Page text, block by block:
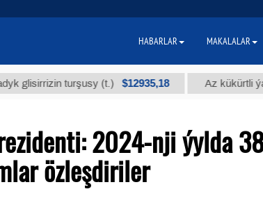
turşusy (t.) $12935,18 Az kükürtli ýakyş
2024-nji ýylda
özleşdiriler
HABARLAR MAKALALAR